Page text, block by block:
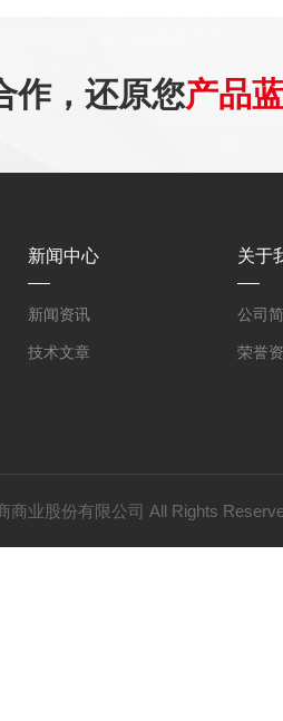
作，还原您产品
新闻中心
新闻资讯
技术文章
关于
公司
荣誉
商业股份有限公司 All Rights